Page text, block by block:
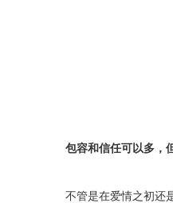
包容和信任可以多，
不管是在爱情之初还